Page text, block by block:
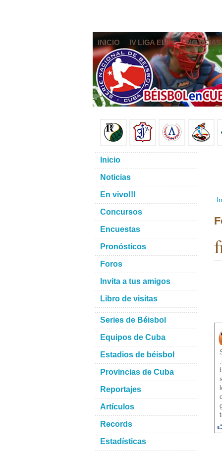
INICIO IV LIGA ELITE NOTICIAS
Inicio
Noticias
En vivo!!!
Concursos
Encuestas
Pronósticos
Foros
Invita a tus amigos
Libro de visitas
Series de Béisbol
Equipos de Cuba
Estadios de béisbol
Provincias de Cuba
Reportajes
Artículos
Records
Estadísticas